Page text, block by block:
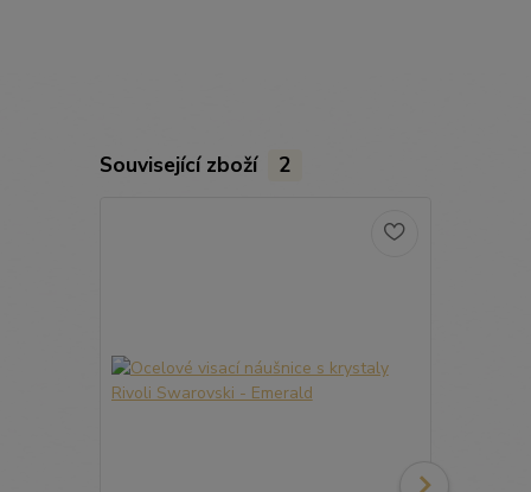
Související zboží 2